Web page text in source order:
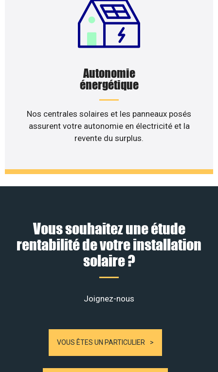
Autonomie
énergétique
Nos centrales solaires et les panneaux posés
assurent votre autonomie en électricité et la
revente du surplus.
Vous souhaitez une étude
rentabilité de votre installation
solaire ?
Joignez-nous
VOUS ÊTES UN PARTICULIER